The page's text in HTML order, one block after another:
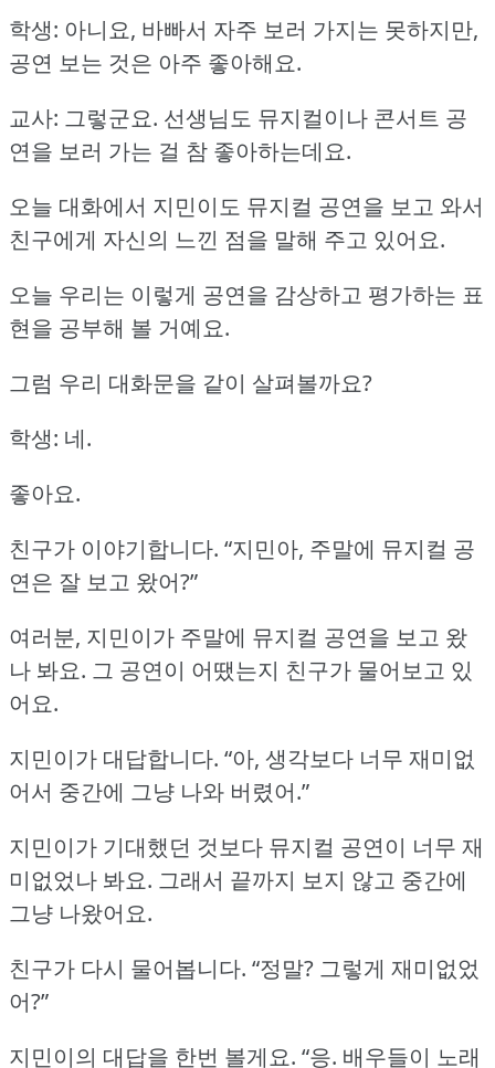
학생: 아니요, 바빠서 자주 보러 가지는 못하지만,
공연 보는 것은 아주 좋아해요.
교사: 그렇군요. 선생님도 뮤지컬이나 콘서트 공
연을 보러 가는 걸 참 좋아하는데요.
오늘 대화에서 지민이도 뮤지컬 공연을 보고 와서
친구에게 자신의 느낀 점을 말해 주고 있어요.
오늘 우리는 이렇게 공연을 감상하고 평가하는 표
현을 공부해 볼 거예요.
그럼 우리 대화문을 같이 살펴볼까요?
학생: 네.
좋아요.
친구가 이야기합니다. “지민아, 주말에 뮤지컬 공
연은 잘 보고 왔어?”
여러분, 지민이가 주말에 뮤지컬 공연을 보고 왔
나 봐요. 그 공연이 어땠는지 친구가 물어보고 있
어요.
지민이가 대답합니다. “아, 생각보다 너무 재미없
어서 중간에 그냥 나와 버렸어.”
지민이가 기대했던 것보다 뮤지컬 공연이 너무 재
미없었나 봐요. 그래서 끝까지 보지 않고 중간에
그냥 나왔어요.
친구가 다시 물어봅니다. “정말? 그렇게 재미없었
어?”
지민이의 대답을 한번 볼게요. “응. 배우들이 노래